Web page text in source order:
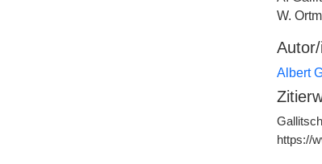
W.
Albert
https://